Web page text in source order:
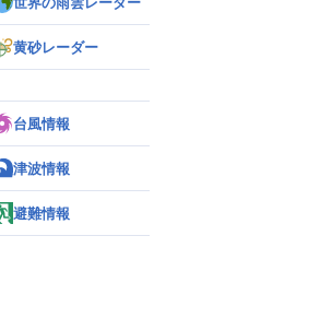
黄砂レーダー
台風情報
津波情報
避難情報